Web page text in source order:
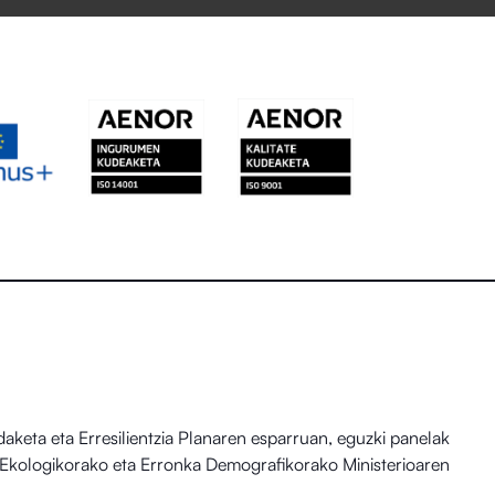
eta Erresilientzia Planaren esparruan, eguzki panelak
eta Erronka Demografikorako Ministerioaren